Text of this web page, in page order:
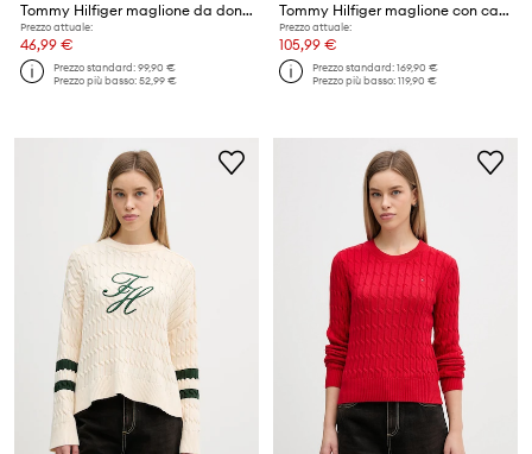
Tommy Hilfiger maglione da donna con cotone
Prezzo attuale:
46,99 €
Prezzo standard:99,90 €
Prezzo più basso:52,99 €
Tommy Hilfiger maglione con cashmere
Prezzo attuale:
105,99 €
Prezzo standard:169,90 €
Prezzo più basso:119,90 €